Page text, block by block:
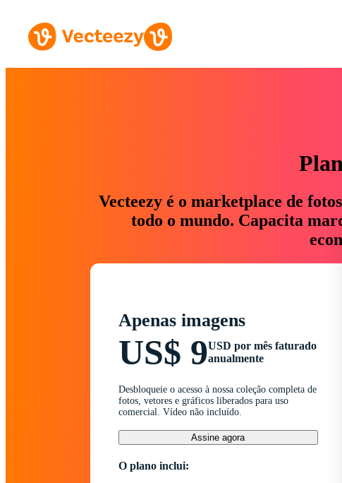
Vecteezy é o marketplace de
todo o mundo. Capacita
Apenas imagens
US$ 9USD por mês faturado
anualmente
Desbloqueie o acesso à nossa coleção completa de
fotos, vetores e gráficos liberados para uso
comercial. Vídeo não incluído.
Assine agora
O plano inclui: